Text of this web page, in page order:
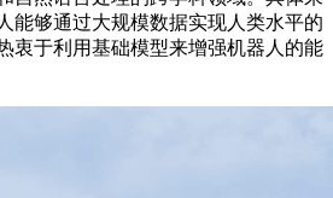
能够通过大规模数据实现人类水平的
衷于利用基础模型来增强机器人的能